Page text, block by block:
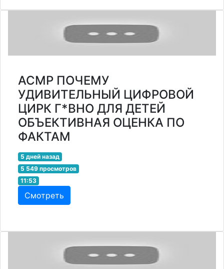
АСМР ПОЧЕМУ
УДИВИТЕЛЬНЫЙ ЦИФРОВОЙ
ЦИРК Г*ВНО ДЛЯ ДЕТЕЙ
ОБЪЕКТИВНАЯ ОЦЕНКА ПО
ФАКТАМ
5 дней назад
5 549 просмотров
11:53
Смотреть